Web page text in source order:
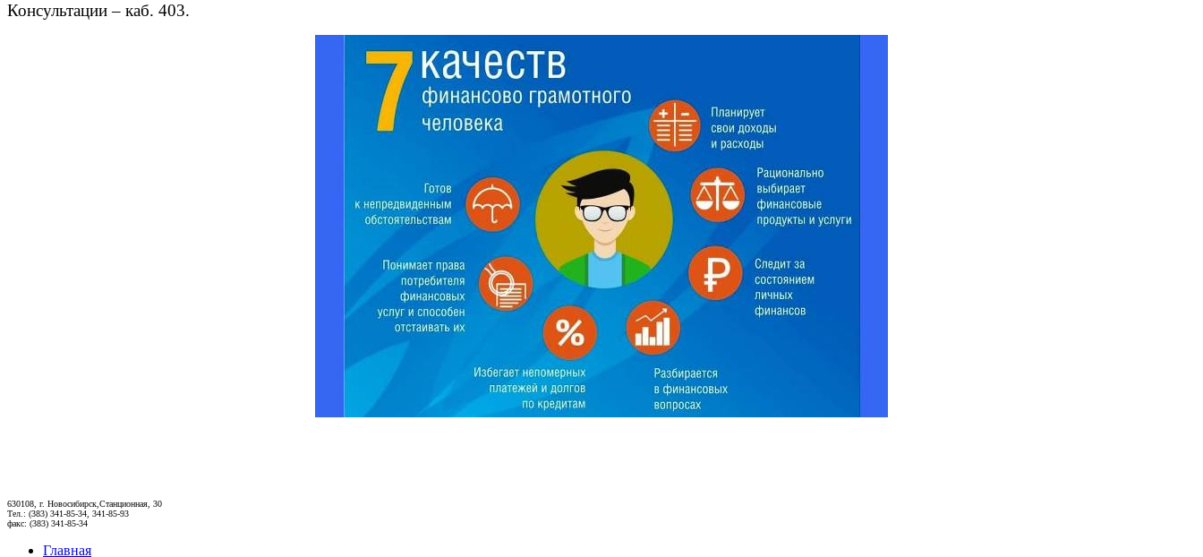
Консультации – каб. 403.
630108, г. Новосибирск,Станционная, 30
Тел.: (383) 341-85-34, 341-85-93
факс: (383) 341-85-34
Главная